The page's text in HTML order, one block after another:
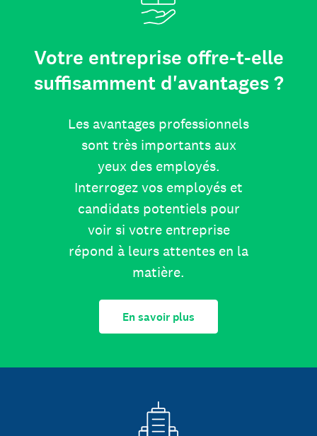
Votre entreprise offre-t-elle
suffisamment d'avantages ?
Les avantages professionnels
sont très importants aux
yeux des employés.
Interrogez vos employés et
candidats potentiels pour
voir si votre entreprise
répond à leurs attentes en la
matière.
En savoir plus